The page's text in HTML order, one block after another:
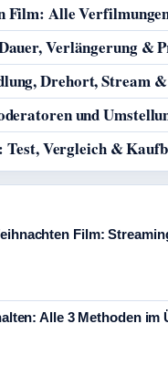
Film: Alle
Verlängerung &
Drehort, Stream
und
Vergleich &
Film:
Alle 3 Methoden im